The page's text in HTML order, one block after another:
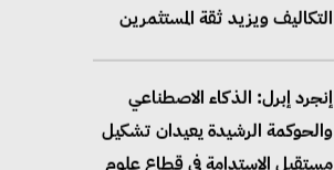
التكاليف ويزيد ثقة المستثمرين
إنجرد إبرل: الذكاء الاصطناعي
والحوكمة الرشيدة يعيدان تشكيل
مستقبل الاستدامة في قطاع علوم